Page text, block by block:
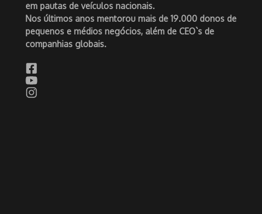
em pautas de veículos nacionais.
Nos últimos anos mentorou mais de 19.000 donos de
pequenos e médios negócios, além de CEO`s de
companhias globais.